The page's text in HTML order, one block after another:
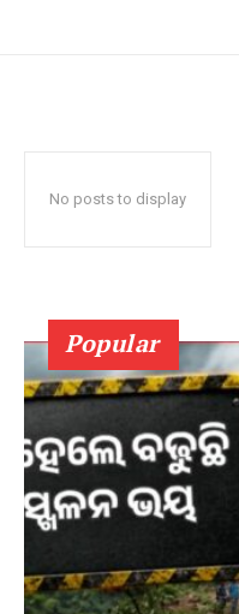
No posts to display
Popular